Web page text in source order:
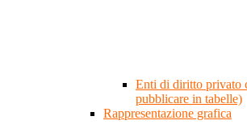
Enti di diritto privato
pubblicare in tabelle)
Rappresentazione grafica